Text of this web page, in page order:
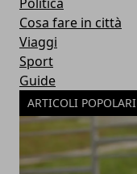
Cosa fare in città
Viaggi
Sport
Guide
ARTICOLI POPOLARI